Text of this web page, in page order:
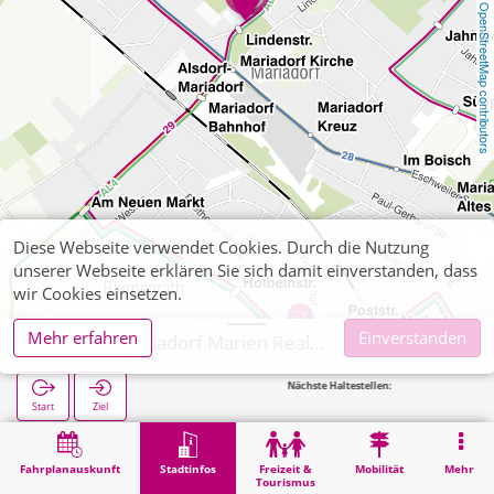
OpenStreetMap contributors
Fahrplanauskunft Stadtinfos
Freizeit &
Tourismus
Mobilität Mehr
Start Ziel
Nächste Haltestellen:
Stadtinfos Alsdorf, Mariadorf Marien Realschule
Diese Webseite verwendet Cookies. Durch die Nutzung
unserer Webseite erklären Sie sich damit einverstanden, dass
wir Cookies einsetzen.
Mehr erfahren
Einverstanden